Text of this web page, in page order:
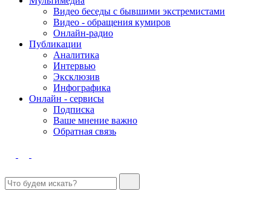
Видео беседы с бывшими экстремистами
Видео - обращения кумиров
Онлайн-радио
Публикации
Аналитика
Интервью
Эксклюзив
Инфографика
Онлайн - сервисы
Подписка
Ваше мнение важно
Обратная связь